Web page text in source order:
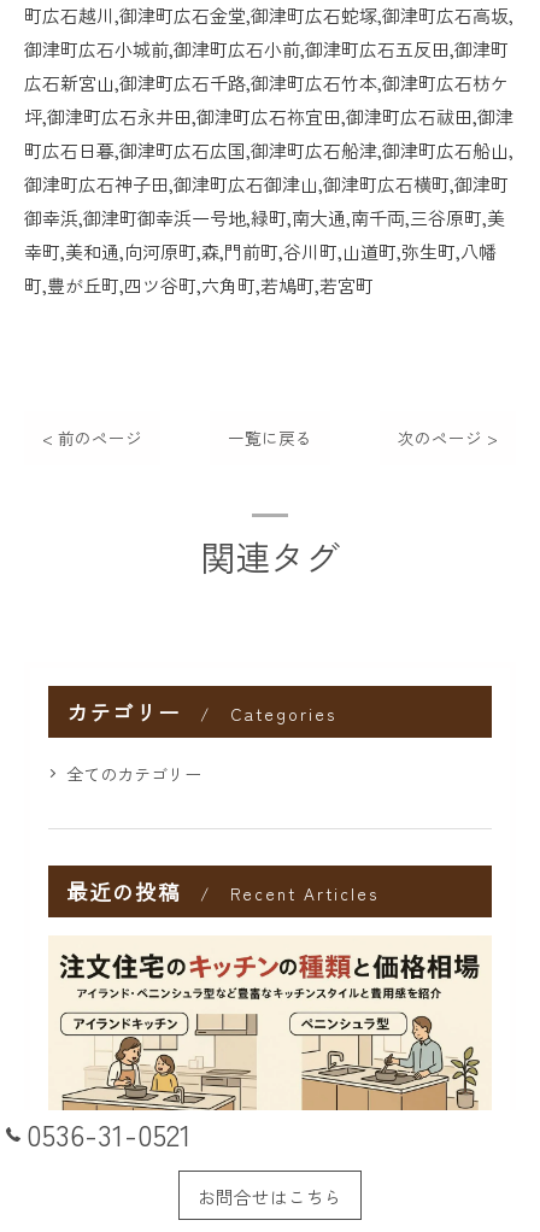
町広石越川,御津町広石金堂,御津町広石蛇塚,御津町広石高坂,
御津町広石小城前,御津町広石小前,御津町広石五反田,御津町
広石新宮山,御津町広石千路,御津町広石竹本,御津町広石枋ケ
坪,御津町広石永井田,御津町広石祢宜田,御津町広石祓田,御津
町広石日暮,御津町広石広国,御津町広石船津,御津町広石船山,
御津町広石神子田,御津町広石御津山,御津町広石横町,御津町
御幸浜,御津町御幸浜一号地,緑町,南大通,南千両,三谷原町,美
幸町,美和通,向河原町,森,門前町,谷川町,山道町,弥生町,八幡
町,豊が丘町,四ツ谷町,六角町,若鳩町,若宮町
< 前のページ 一覧に戻る 次のページ >
関連タグ
カテゴリー Categories
全てのカテゴリー
最近の投稿 Recent Articles
0536-31-0521
お問合せはこちら